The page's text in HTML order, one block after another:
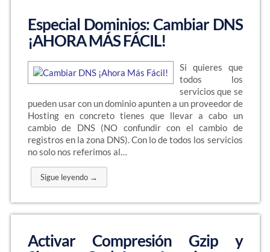
Especial Dominios: Cambiar DNS
¡AHORA MÁS FÁCIL!
Si quieres que
todos los
servicios que se
pueden usar con un dominio apunten a un proveedor de
Hosting en concreto tienes que llevar a cabo un
cambio de DNS (NO confundir con el cambio de
registros en la zona DNS). Con lo de todos los servicios
no solo nos referimos al…
Sigue leyendo →
Activar Compresión Gzip y